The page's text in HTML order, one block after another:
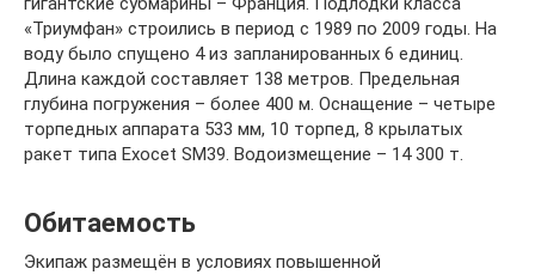
«Триумфан» строились в период с 1989 по 2009 годы. На
воду было спущено 4 из запланированных 6 единиц.
Длина каждой составляет 138 метров. Предельная
глубина погружения – более 400 м. Оснащение – четыре
торпедных аппарата 533 мм, 10 торпед, 8 крылатых
ракет типа Exocet SM39. Водоизмещение – 14 300 т.
Обитаемость
Экипаж размещён в условиях повышенной